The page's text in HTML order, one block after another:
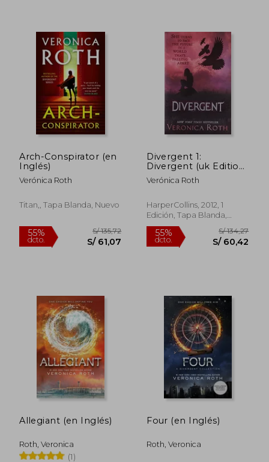
55%
dcto. S/ 102,28
55%
dcto.
55%
dcto.
55%
dcto.
Arch-Conspirator (en
Inglés)
Verónica Roth
Titan,, Tapa Blanda, Nuevo
Divergent 1:
Divergent (uk Edition)
(en Inglés)
Verónica Roth
HarperCollins, 2012, 1
Edición, Tapa Blanda,
Usado
Allegiant (en Inglés)
Roth, Veronica
(1)
Four (en Inglés)
Roth, Veronica